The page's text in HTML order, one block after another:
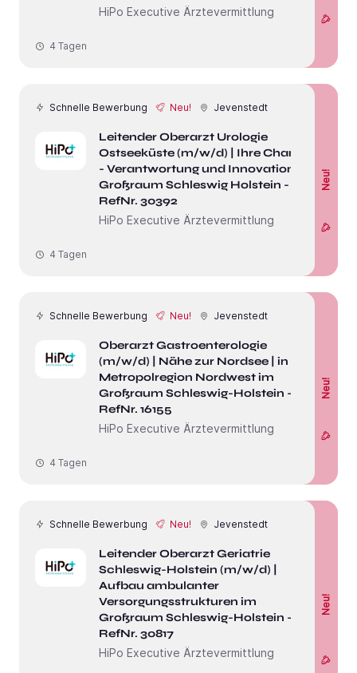
HiPo Executive Ärztevermittlung
4 Tagen
Schnelle Bewerbung Neu! Jevenstedt
Leitender Oberarzt Urologie
Ostseeküste (m/w/d) | Ihre Chance
- Verantwortung und Innovation im
Großraum Schleswig Holstein -
RefNr. 30392
HiPo Executive Ärztevermittlung
Neu!
4 Tagen
Schnelle Bewerbung Neu! Jevenstedt
Oberarzt Gastroenterologie
(m/w/d) | Nähe zur Nordsee | in der
Metropolregion Nordwest im
Großraum Schleswig-Holstein -
RefNr. 16155
HiPo Executive Ärztevermittlung
Neu!
4 Tagen
Schnelle Bewerbung Neu! Jevenstedt
Leitender Oberarzt Geriatrie
Schleswig-Holstein (m/w/d) |
Aufbau ambulanter
Versorgungsstrukturen im
Großraum Schleswig-Holstein -
RefNr. 30817
HiPo Executive Ärztevermittlung
Neu!